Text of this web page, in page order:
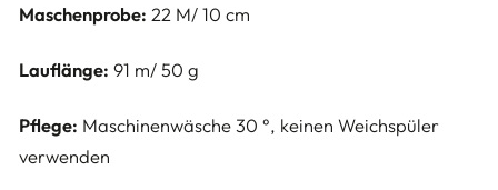
Maschenprobe: 22 M/ 10 cm
Lauflänge: 91 m/ 50 g
Pflege: Maschinenwäsche 30 °, keinen Weichspüler
verwenden